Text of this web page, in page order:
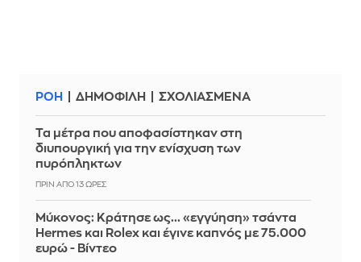
ΡΟΗ ΔΗΜΟΦΙΛΗ ΣΧΟΛΙΑΣΜΕΝΑ
Τα μέτρα που αποφασίστηκαν στη
διυπουργική για την ενίσχυση των
πυρόπληκτων
ΠΡΙΝ ΑΠΌ 13 ΏΡΕΣ
Μύκονος: Κράτησε ως... «εγγύηση» τσάντα
Hermes και Rolex και έγινε καπνός με 75.000
ευρώ - Βίντεο